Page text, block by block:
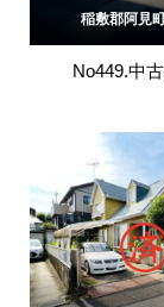
稲敷郡阿見
No449.中